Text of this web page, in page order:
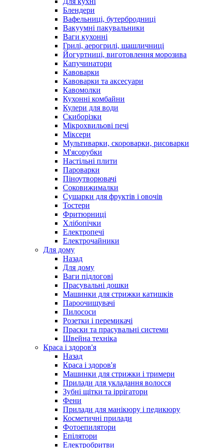
Блендери
Вафельниці, бутербродниці
Вакуумні пакувальники
Ваги кухонні
Грилі, аерогрилі, шашличниці
Йогуртниці, виготовлення морозива
Капучинатори
Кавоварки
Кавоварки та аксесуари
Кавомолки
Кухонні комбайни
Кулери для води
Скиборізки
Мікрохвильові печі
Міксери
Мультиварки, скороварки, рисоварки
М'ясорубки
Настільні плити
Пароварки
Піноутворювачі
Соковижималки
Сушарки для фруктів і овочів
Тостери
Фритюрниці
Хлібопічки
Електропечі
Електрочайники
Для дому
Назад
Для дому
Ваги підлогові
Прасувальні дошки
Машинки для стрижки катишків
Пароочищувачі
Пилососи
Розетки і перемикачі
Праски та прасувальні системи
Швейна техніка
Краса і здоров'я
Назад
Краса і здоров'я
Машинки для стрижки і тримери
Прилади для укладання волосся
Зубні щітки та іррігатори
Фени
Прилади для манікюру і педикюру
Косметичні прилади
Фотоепилятори
Епілятори
Електробритви